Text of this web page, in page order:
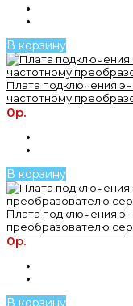
В корзину
Плата подключения
частотному
0р.
В корзину
Плата подключения
преобразователю
0р.
В корзину